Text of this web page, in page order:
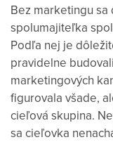
Bez marketingu
spolumajiteľka
Podľa nej je
pravidelne
marketingových
figurovala všade,
cieľová skupina.
sa cieľovka